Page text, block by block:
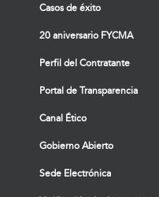
Casos de éxito
20 aniversario FYCMA
Perfil del Contratante
Portal de Transparencia
Canal Ético
Gobierno Abierto
Sede Electrónica